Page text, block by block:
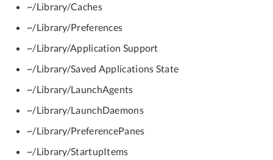
~/Library/Caches
~/Library/Preferences
~/Library/Application Support
~/Library/Saved Applications State
~/Library/LaunchAgents
~/Library/LaunchDaemons
~/Library/PreferencePanes
~/Library/StartupItems